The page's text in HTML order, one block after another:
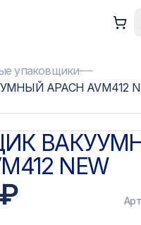
упаковщики
APACH AVM412
NEW